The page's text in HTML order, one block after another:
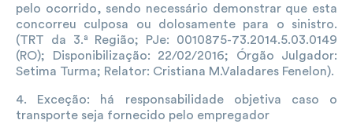
pelo ocorrido, sendo necessário demonstrar que esta
concorreu culposa ou dolosamente para o sinistro.
(TRT da 3.ª Região; PJe: 0010875-73.2014.5.03.0149
(RO); Disponibilização: 22/02/2016; Órgão Julgador:
Setima Turma; Relator: Cristiana M.Valadares Fenelon).
4. Exceção: há responsabilidade objetiva caso o
transporte seja fornecido pelo empregador